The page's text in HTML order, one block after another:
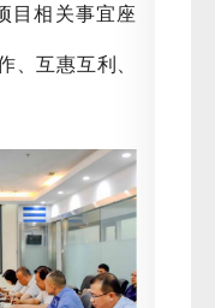
目相关事宜座
、互惠互利、